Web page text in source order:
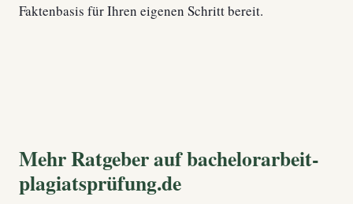
Faktenbasis für Ihren eigenen Schritt bereit.
Mehr Ratgeber auf bachelorarbeit-
plagiatsprüfung.de